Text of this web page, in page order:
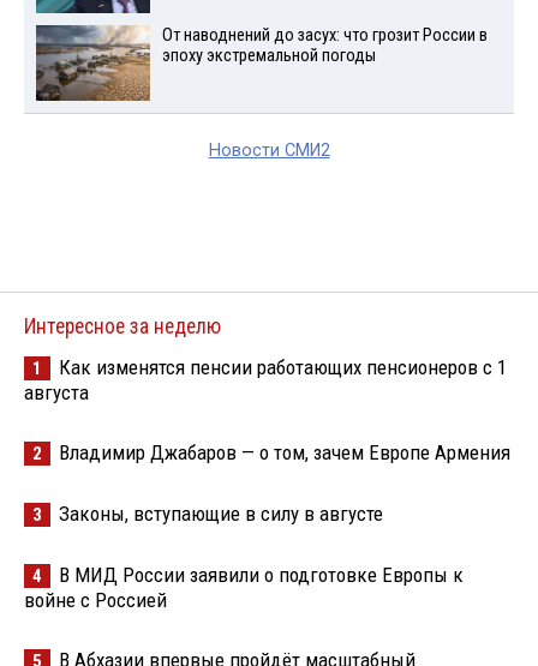
От наводнений до засух: что грозит России в
эпоху экстремальной погоды
Новости СМИ2
Интересное за неделю
1
Как изменятся пенсии работающих пенсионеров с 1
августа
2 Владимир Джабаров — о том, зачем Европе Армения
3 Законы, вступающие в силу в августе
4
В МИД России заявили о подготовке Европы к
войне с Россией
5
В Абхазии впервые пройдёт масштабный